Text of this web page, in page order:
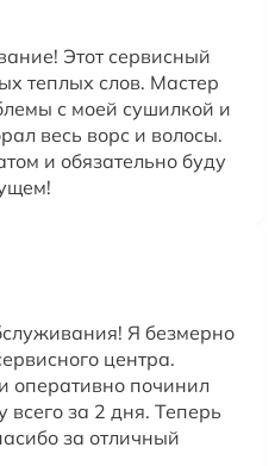
Этот сервисный
теплых слов. Мастер
с моей сушилкой и
весь ворс и волосы.
и обязательно буду
Я безмерно
центра.
оперативно починил
за 2 дня. Теперь
за отличный